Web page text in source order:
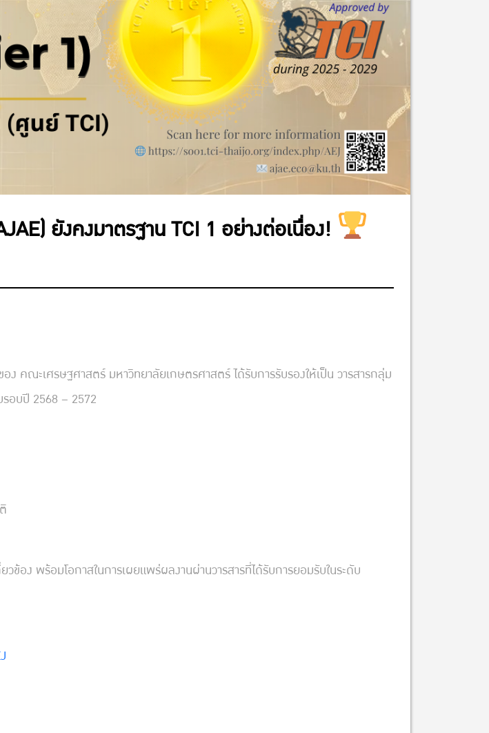
ยังคงมาตรฐาน TCI 1 อย่างต่อเนื่อง!
คณะเศรษฐศาสตร์ มหาวิทยาลัยเกษตรศาสตร์ ได้รับการรับรองให้เป็น วารสารกลุ่ม
รอบปี 2568 – 2572
อง พร้อมโอกาสในการเผยแพร่ผลงานผ่านวารสารที่ได้รับการยอมรับในระดับ